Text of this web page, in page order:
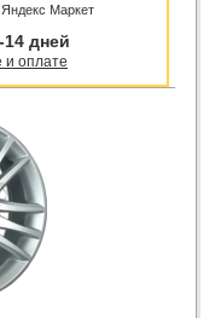
Маркет
14 дней
и оплате